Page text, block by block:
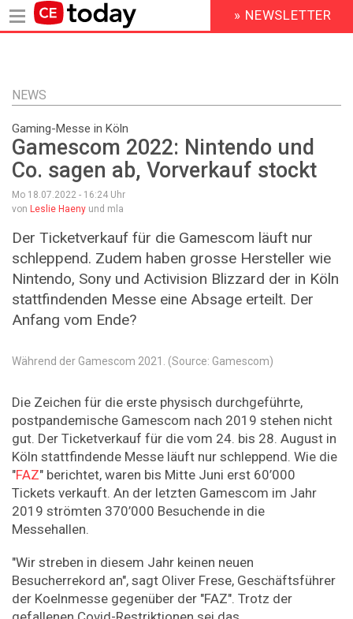
Inhalt
HEADER
MENU
» NEWSLETTER
NEWS
Gaming-Messe in Köln
Gamescom 2022: Nintendo und
Co. sagen ab, Vorverkauf stockt
Mo 18.07.2022 - 16:24 Uhr
von Leslie Haeny und mla
Der Ticketverkauf für die Gamescom läuft nur
schleppend. Zudem haben grosse Hersteller wie
Nintendo, Sony und Activision Blizzard der in Köln
stattfindenden Messe eine Absage erteilt. Der
Anfang vom Ende?
Während der Gamescom 2021. (Source: Gamescom)
Die Zeichen für die erste physisch durchgeführte,
postpandemische Gamescom nach 2019 stehen nicht
gut. Der Ticketverkauf für die vom 24. bis 28. August in
Köln stattfindende Messe läuft nur schleppend. Wie die
"FAZ" berichtet, waren bis Mitte Juni erst 60’000
Tickets verkauft. An der letzten Gamescom im Jahr
2019 strömten 370’000 Besuchende in die
Messehallen.
"Wir streben in diesem Jahr keinen neuen
Besucherrekord an", sagt Oliver Frese, Geschäftsführer
der Koelnmesse gegenüber der "FAZ". Trotz der